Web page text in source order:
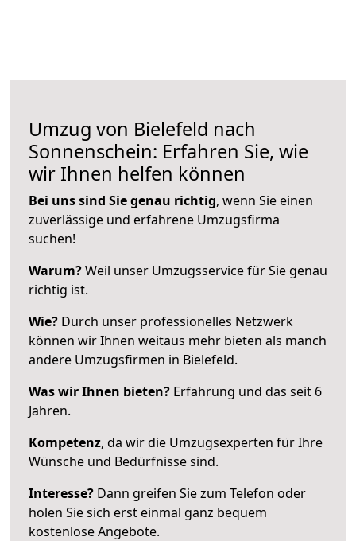
Umzug von Bielefeld nach
Sonnenschein: Erfahren Sie, wie
wir Ihnen helfen können
Bei uns sind Sie genau richtig, wenn Sie einen
zuverlässige und erfahrene Umzugsfirma
suchen!
Warum?Weil unser Umzugsservice für Sie genau
richtig ist.
Wie? Durch unser professionelles Netzwerk
können wir Ihnen weitaus mehr bieten als manch
andere Umzugsfirmen in Bielefeld.
Was wir Ihnen bieten? Erfahrung und das seit 6
Jahren.
Kompetenz, da wir die Umzugsexperten für Ihre
Wünsche und Bedürfnisse sind.
Interesse? Dann greifen Sie zum Telefon oder
holen Sie sich erst einmal ganz bequem
kostenlose Angebote.